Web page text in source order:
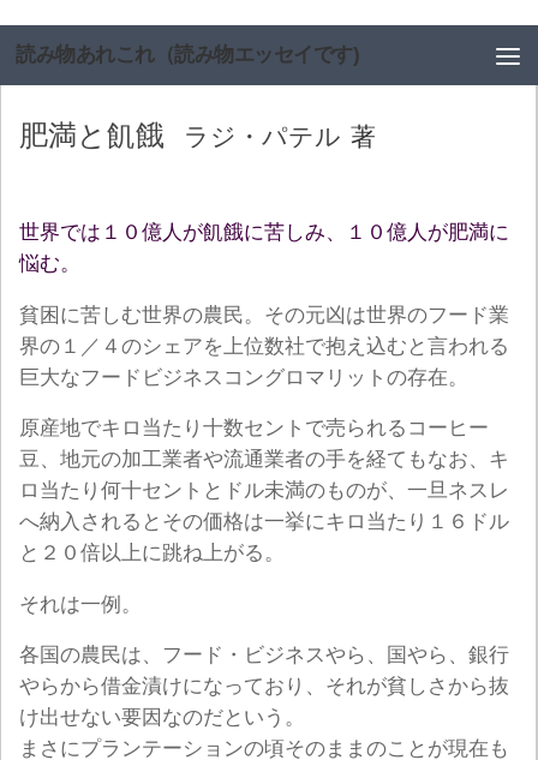
読み物あれこれ（読み物エッセイです)
肥満と飢餓 ラジ・パテル 著
世界では１０億人が飢餓に苦しみ、１０億人が肥満に
悩む。
貧困に苦しむ世界の農民。その元凶は世界のフード業
界の１／４のシェアを上位数社で抱え込むと言われる
巨大なフードビジネスコングロマリットの存在。
原産地でキロ当たり十数セントで売られるコーヒー
豆、地元の加工業者や流通業者の手を経てもなお、キ
ロ当たり何十セントとドル未満のものが、一旦ネスレ
へ納入されるとその価格は一挙にキロ当たり１６ドル
と２０倍以上に跳ね上がる。
それは一例。
各国の農民は、フード・ビジネスやら、国やら、銀行
やらから借金漬けになっており、それが貧しさから抜
け出せない要因なのだという。
まさにプランテーションの頃そのままのことが現在も